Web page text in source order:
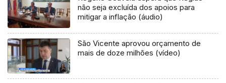
não seja excluída dos apoios para
mitigar a inflação (áudio)
São Vicente aprovou orçamento de
mais de doze milhões (vídeo)